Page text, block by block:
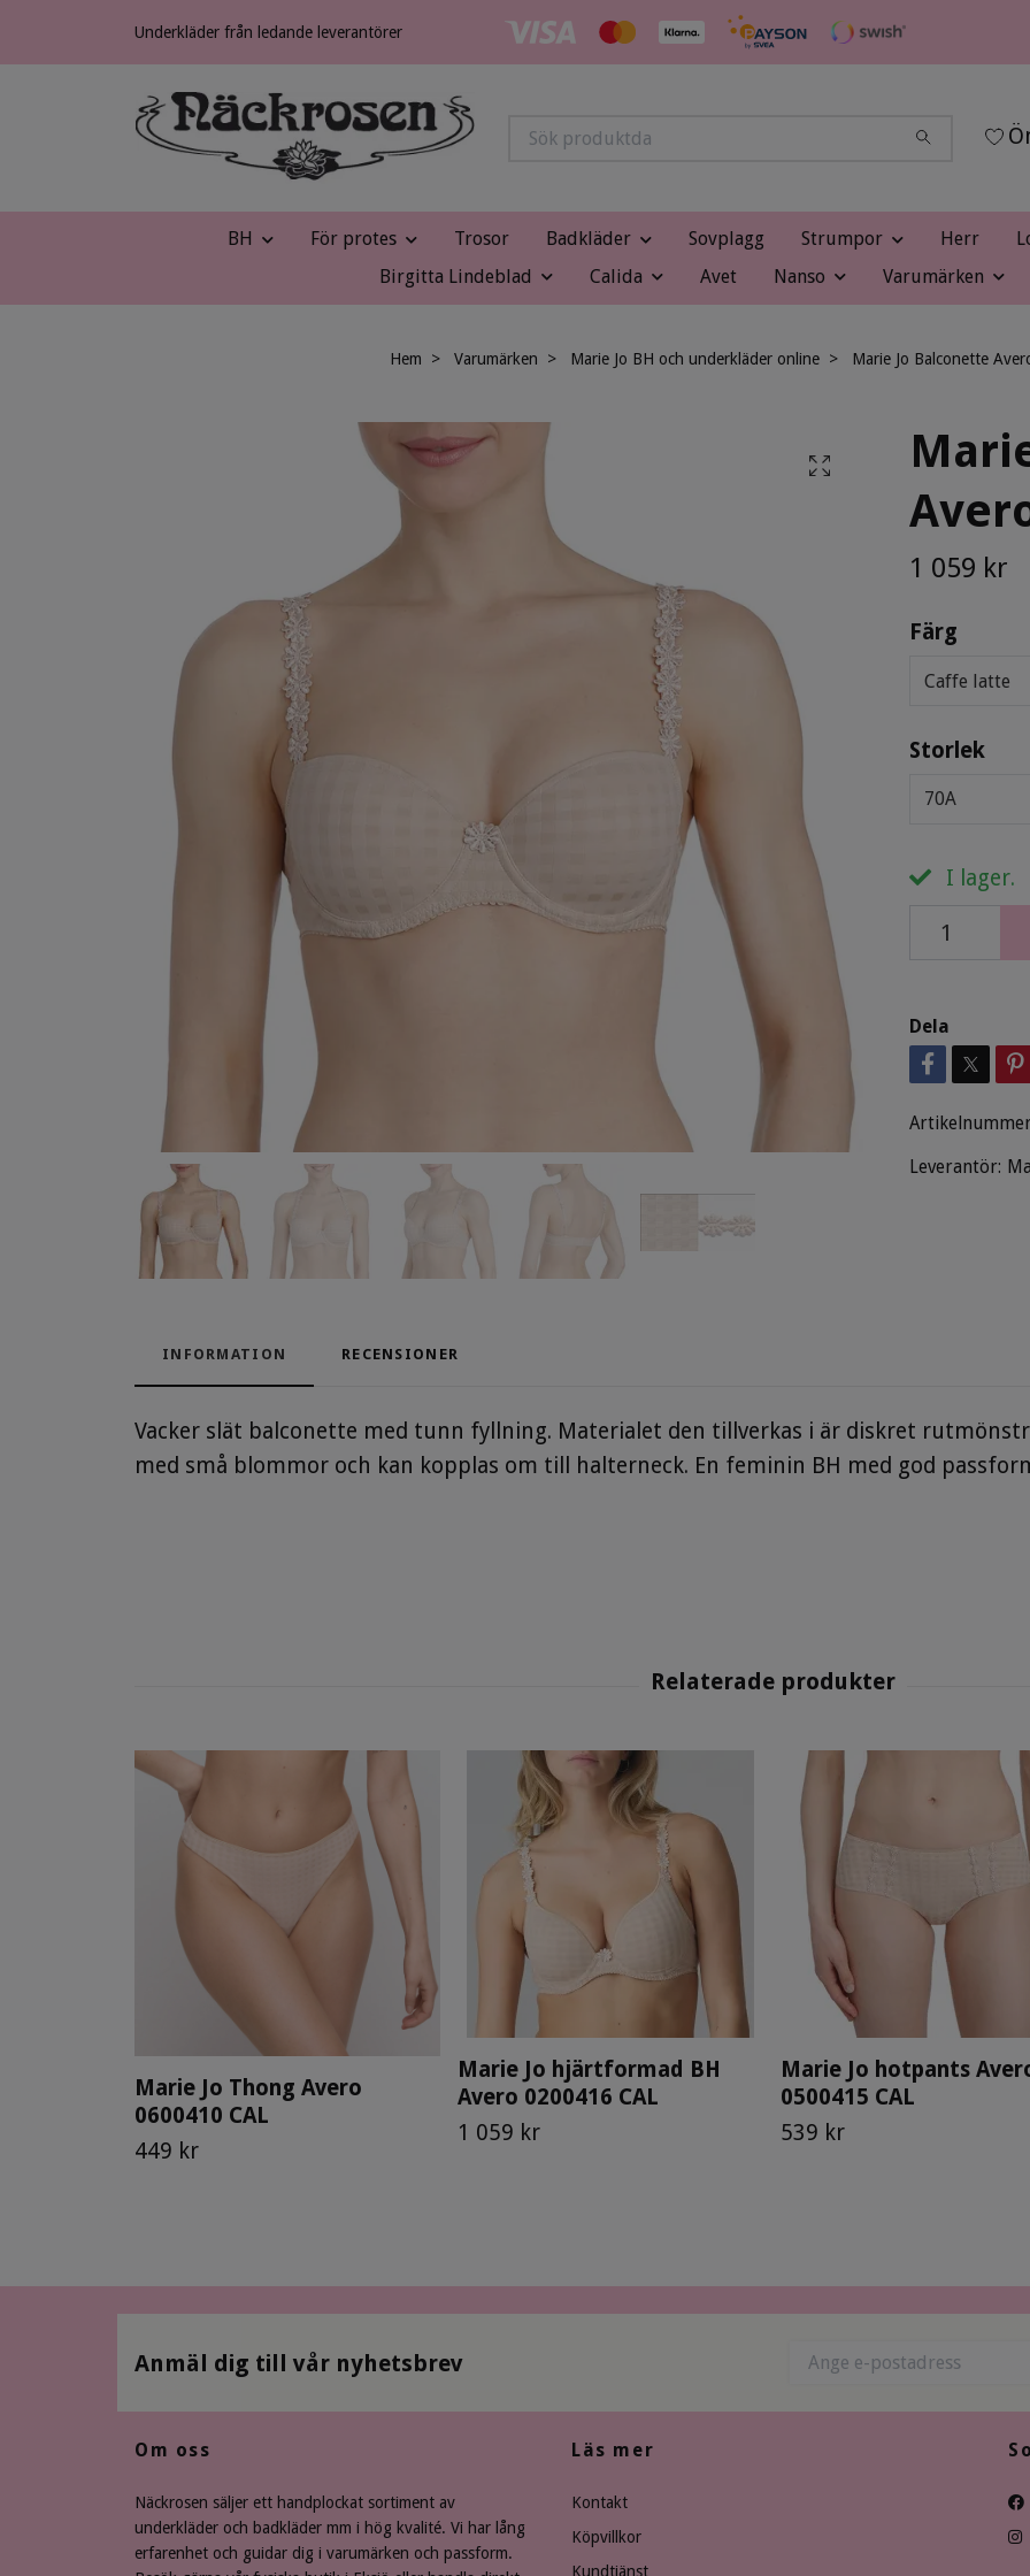
Underkläder från ledande leverantörer
BH För protes Trosor Badkläder Sovplagg Strumpor Herr
Birgitta Lindeblad
Calida Avet Nanso Varumärken
Hem Varumärken Marie Jo BH och underkläder online Marie Jo Balconette
1 059 kr
Färg
Caffe latte
Storlek
70A
I lager.
Dela
Leverantör:
INFORMATION RECENSIONER
Vacker slät balconette med tunn fyllning. Materialet den tillverkas i är diskret
med små blommor och kan kopplas om till halterneck. En feminin BH med god
Marie Jo Thong Avero
0600410 CAL
449 kr
Marie Jo hjärtformad BH
Avero 0200416 CAL
1 059 kr
Marie Jo hotpants
0500415 CAL
539 kr
Anmäl dig till vår nyhetsbrev
Om oss
Näckrosen säljer ett handplockat sortiment av
underkläder och badkläder mm i hög kvalité. Vi har lång
erfarenhet och guidar dig i varumärken och passform.
Läs mer
Kontakt
Köpvillkor
Kundtjänst